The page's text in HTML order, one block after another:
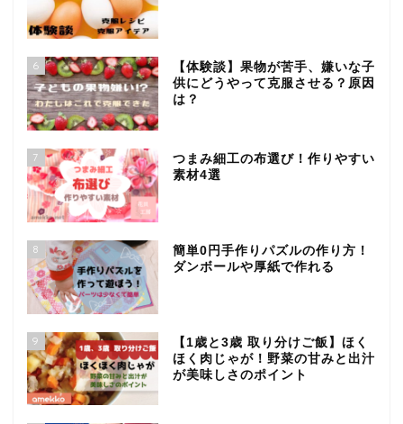
6
【体験談】果物が苦手、嫌いな子
供にどうやって克服させる？原因
は？
7
つまみ細工の布選び！作りやすい
素材4選
8
簡単0円手作りパズルの作り方！
ダンボールや厚紙で作れる
9
【1歳と3歳 取り分けご飯】ほく
ほく肉じゃが！野菜の甘みと出汁
が美味しさのポイント